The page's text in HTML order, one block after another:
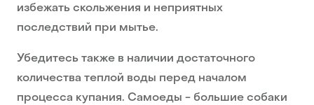
избежать скольжения и неприятных
последствий при мытье.
Убедитесь также в наличии достаточного
количества теплой воды перед началом
процесса купания. Самоеды - большие собаки